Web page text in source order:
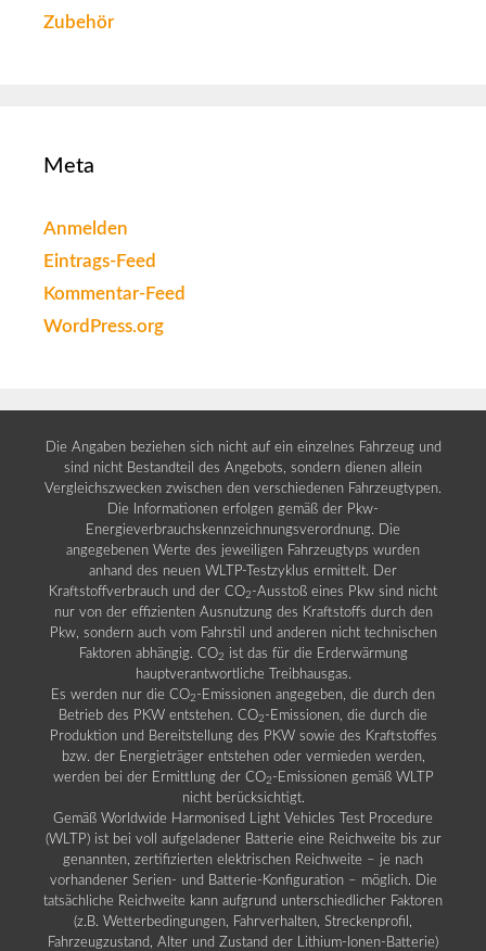
Zubehör
Meta
Anmelden
Eintrags-Feed
Kommentar-Feed
WordPress.org
Die Angaben beziehen sich nicht auf ein einzelnes Fahrzeug und
sind nicht Bestandteil des Angebots, sondern dienen allein
Vergleichszwecken zwischen den verschiedenen Fahrzeugtypen.
Die Informationen erfolgen gemäß der Pkw-
Energieverbrauchskennzeichnungsverordnung. Die
angegebenen Werte des jeweiligen Fahrzeugtyps wurden
anhand des neuen WLTP-Testzyklus ermittelt. Der
Kraftstoffverbrauch und der CO2 -Ausstoß eines Pkw sind nicht
nur von der effizienten Ausnutzung des Kraftstoffs durch den
Pkw, sondern auch vom Fahrstil und anderen nicht technischen
Faktoren abhängig. CO2 ist das für die Erderwärmung
hauptverantwortliche Treibhausgas.
Es werden nur die CO2 -Emissionen angegeben, die durch den
Betrieb des PKW entstehen. CO2 -Emissionen, die durch die
Produktion und Bereitstellung des PKW sowie des Kraftstoffes
bzw. der Energieträger entstehen oder vermieden werden,
werden bei der Ermittlung der CO2 -Emissionen gemäß WLTP
nicht berücksichtigt.
Gemäß Worldwide Harmonised Light Vehicles Test Procedure
(WLTP) ist bei voll aufgeladener Batterie eine Reichweite bis zur
genannten, zertifizierten elektrischen Reichweite – je nach
vorhandener Serien- und Batterie-Konfiguration – möglich. Die
tatsächliche Reichweite kann aufgrund unterschiedlicher Faktoren
(z.B. Wetterbedingungen, Fahrverhalten, Streckenprofil,
Fahrzeugzustand, Alter und Zustand der Lithium-Ionen-Batterie)